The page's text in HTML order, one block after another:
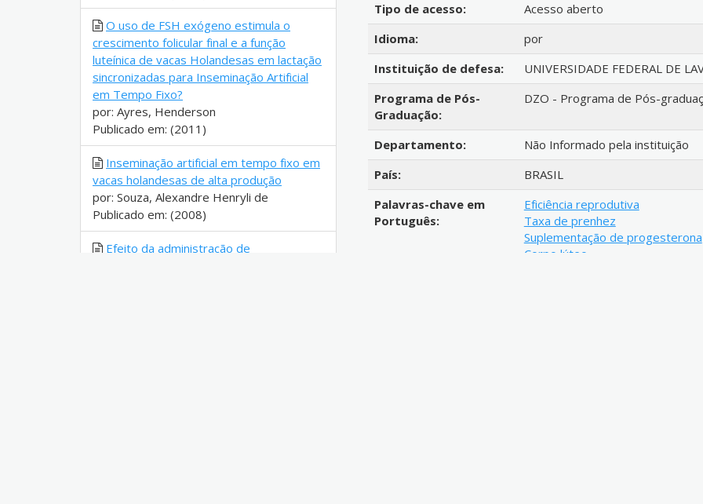
Tipo de acesso:
Acesso aberto
Idioma:
por
Instituição de defesa:
UNIVERSIDADE FEDERAL DE
Programa de Pós-
Graduação:
DZO - Programa de Pós-
Departamento:
Não Informado pela instituição
País:
BRASIL
Palavras-chave em
Português:
Eficiência reprodutiva
Taxa de prenhez
Suplementação de progesterona
Corpo lúteo
O uso de FSH exógeno estimula o
crescimento folicular final e a função
luteínica de vacas Holandesas em lactação
sincronizadas para Inseminação Artificial
em Tempo Fixo?
por: Ayres, Henderson
Publicado em: (2011)
Inseminação artificial em tempo fixo em
vacas holandesas de alta produção
por: Souza, Alexandre Henryli de
Publicado em: (2008)
Efeito da administração de